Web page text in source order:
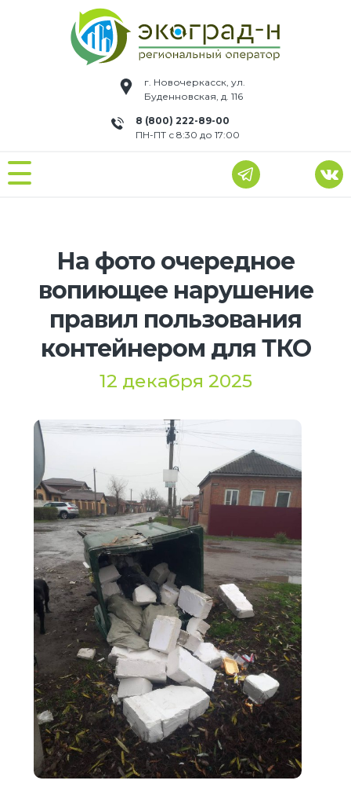
г. Новочеркасск, ул.
Буденновская, д. 116
8 (800) 222-89-00
ПН-ПТ с 8:30 до 17:00
На фото очередное
вопиющее нарушение
правил пользования
контейнером для ТКО
12 декабря 2025